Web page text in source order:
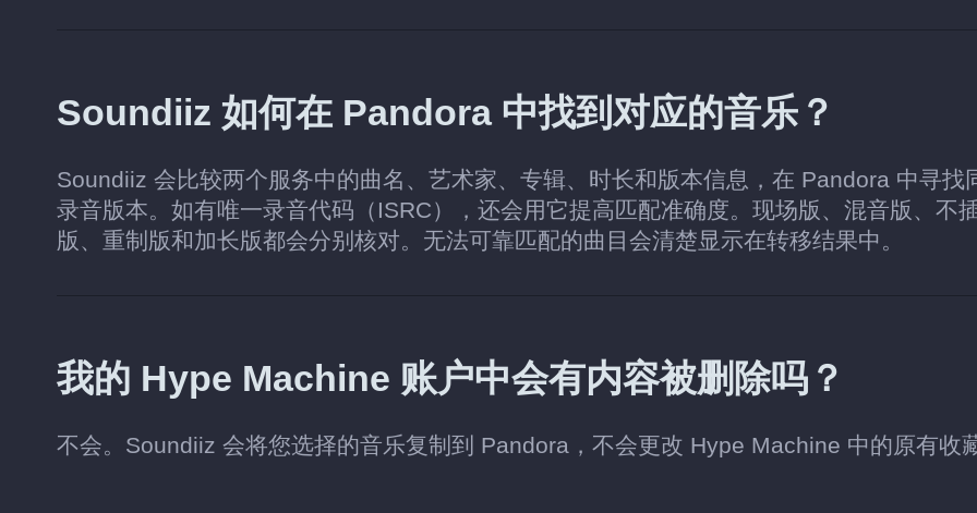
Soundiiz 如何在 Pandora 中找到对应的音乐？
Soundiiz 会比较两个服务中的曲名、艺术家、专辑、时长和版本信息，在 Pandora 中寻找
录音版本。如有唯一录音代码（ISRC），还会用它提高匹配准确度。现场版、混音版、不
版、重制版和加长版都会分别核对。无法可靠匹配的曲目会清楚显示在转移结果中。
我的 Hype Machine 账户中会有内容被删除吗？
不会。Soundiiz 会将您选择的音乐复制到 Pandora，不会更改 Hype Machine 中的原有收藏